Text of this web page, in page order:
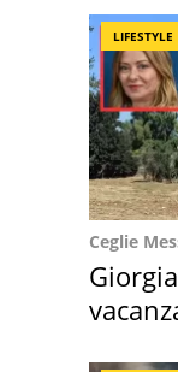
LIFESTYLE
Ceglie